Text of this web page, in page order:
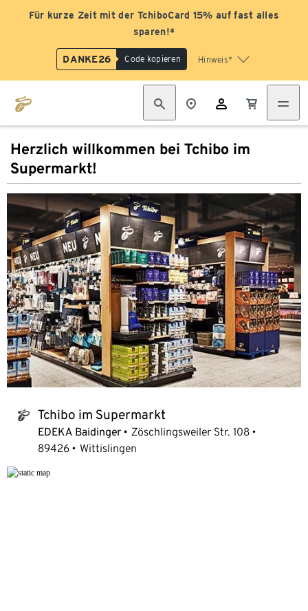
Für kurze Zeit mit der TchiboCard 15% auf fast alles
sparen!*
DANKE26 Code kopieren Hinweis*
Herzlich willkommen bei Tchibo im
Supermarkt!
tchibo_logo Tchibo im Supermarkt
EDEKA Baidinger
Zöschlingsweiler Str. 108
89426
Wittislingen